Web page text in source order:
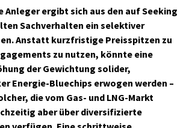
Anleger ergibt sich aus den auf Seeking
Sachverhalten ein selektiver
Anstatt kurzfristige Preisspitzen zu
zu nutzen, könnte eine
der Gewichtung solider,
Energie-Bluechips erwogen werden –
die vom Gas- und LNG-Markt
aber über diversifizierte